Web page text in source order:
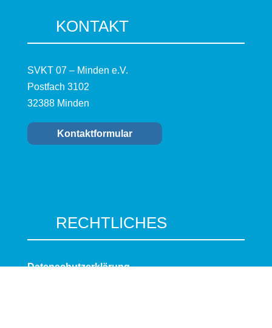
KONTAKT
SVKT 07 – Minden e.V.
Postfach 3102
32388 Minden
Kontaktformular
RECHTLICHES
Datenschutzerklärung